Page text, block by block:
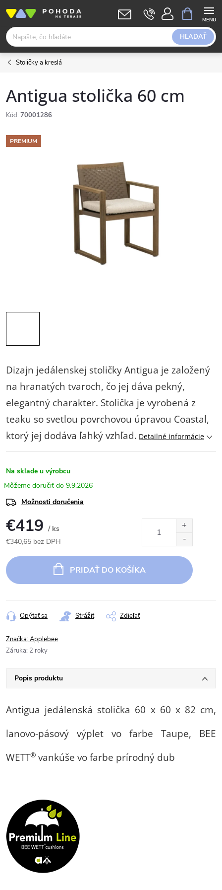
obsah
HĽADAŤ
KOŠÍK
Stoličky a kreslá
Antigua stolička 60 cm
Kód: 70001286
PREMIUM
Dizajn jedálenskej stoličky Antigua je založený
na hranatých tvaroch, čo jej dáva pekný,
elegantný charakter. Stolička je vyrobená z
teaku so svetlou povrchovou úpravou Coastal,
ktorý jej dodáva ľahký vzhľad. Detailné informácie
Na sklade u výrobcu
9.9.2026
Možnosti doručenia
€419 / ks
€340,65 bez DPH
cena:
PRIDAŤ DO KOŠÍKA
Opýtať sa Strážiť Zdieľať
Značka:Applebee
Záruka: 2 roky
Popis produktu
Antigua jedálenská stolička 60 x 60 x 82 cm,
lanovo-pásový výplet vo farbe Taupe, BEE
WETT® vankúše vo farbe prírodný dub